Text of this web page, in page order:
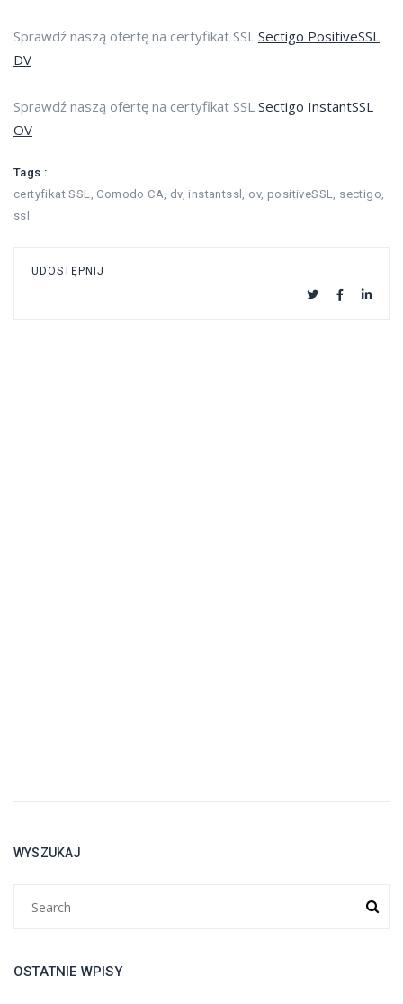
Sprawdź naszą ofertę na certyfikat SSL Sectigo PositiveSSL
DV
Sprawdź naszą ofertę na certyfikat SSL Sectigo InstantSSL
OV
Tags :
certyfikat SSL, Comodo CA, dv, instantssl , ov, positiveSSL, sectigo,
ssl
UDOSTĘPNIJ
WYSZUKAJ
OSTATNIE WPISY